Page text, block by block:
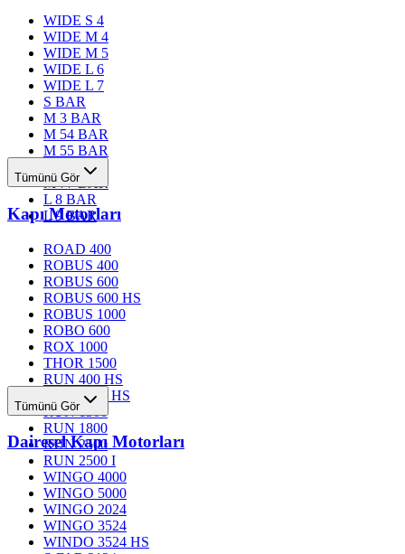
WIDE S 4
WIDE M 4
WIDE M 5
WIDE L 6
WIDE L 7
S BAR
M 3 BAR
M 54 BAR
M 55 BAR
M 76 BAR
M 77 BAR
L 8 BAR
L 9 BAR
Tümünü Gör
Kapı Motorları
ROAD 400
ROBUS 400
ROBUS 600
ROBUS 600 HS
ROBUS 1000
ROBO 600
ROX 1000
THOR 1500
RUN 400 HS
RUN 1200 HS
RUN 1500
RUN 1800
RUN 2500
RUN 2500 I
Tümünü Gör
Dairesel Kapı Motorları
WINGO 4000
WINGO 5000
WINGO 2024
WINGO 3524
WINDO 3524 HS